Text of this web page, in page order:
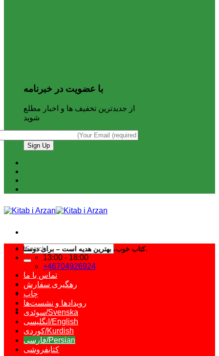
با عضویت در خبرنامه
از جدیدترین تخفیف ها و اخبار مطلع
شوید
کتاب خوب، بهترین هدیه است – برای دوستانتان کتاب انتخاب کنید.
13:00 - 18:00
+46704926924
Search
for:
تماس با ما
رهگیری سفارش
چاپ
رویدادها و نشست‌ها
سوئدی/Svenska
انگلیسی/English
کوردی/Kurdish
فارسی/Persian
کتابفروشی